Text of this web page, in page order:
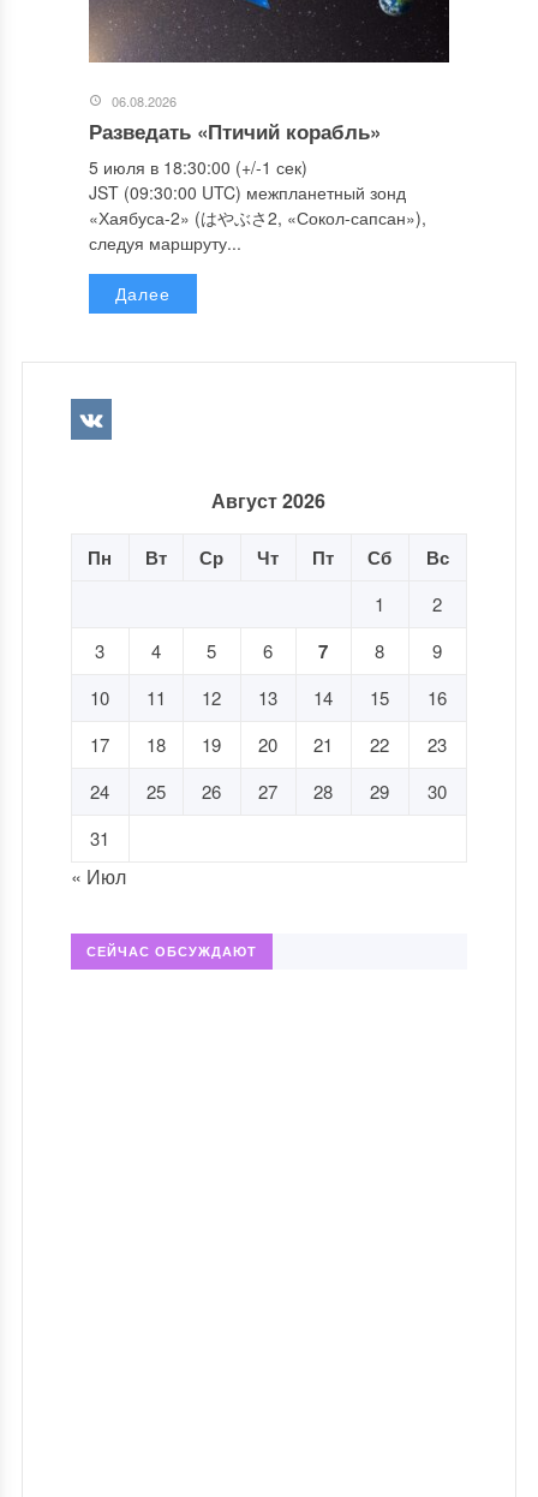
06.08.2026
Разведать «Птичий корабль»
5 июля в 18:30:00 (+/-1 сек)
JST (09:30:00 UTC) межпланетный зонд
«Хаябуса-2» (はやぶさ2, «Сокол-сапсан»),
следуя маршруту...
Далее
Август 2026
Пн Вт Ср Чт Пт Сб Вс
1
2
3
4 5 6 7 8
9
10
11 12 13 14 15
16
17
18 19 20 21 22
23
24
25 26 27 28 29
30
31
« Июл
СЕЙЧАС ОБСУЖДАЮТ